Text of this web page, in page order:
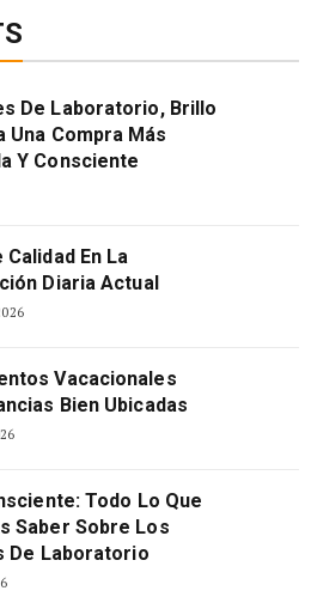
De Laboratorio, Brillo
Una Compra Más
Y Consciente
Calidad En La
Diaria Actual
Vacacionales
Bien Ubicadas
Todo Lo Que
Saber Sobre Los
De Laboratorio